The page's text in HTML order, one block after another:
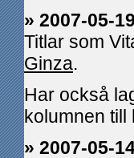
» 2007-05-19
Titlar som
Ginza.
Har också
kolumnen till
» 2007-05-